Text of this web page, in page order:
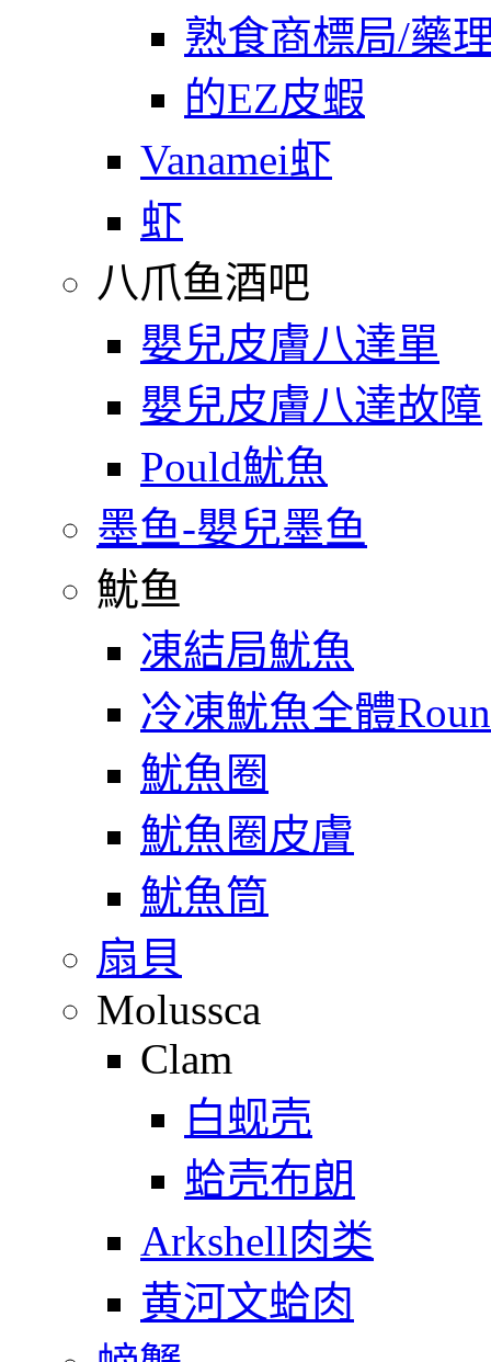
熟食商標局/藥
的EZ皮蝦
Vanamei虾
虾
八爪鱼酒吧
嬰兒皮膚八達單
嬰兒皮膚八達故障
Pould魷魚
墨鱼-嬰兒墨鱼
魷鱼
凍結局魷魚
冷凍魷魚全體
魷魚圈
魷魚圈皮膚
魷魚筒
扇貝
Molussca
Clam
白蚬壳
蛤壳布朗
Arkshell肉类
黄河文蛤肉